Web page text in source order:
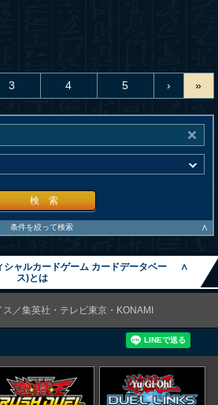
3 4 5 › »
検 索
条件を絞って検索 ∧
ャルカードゲーム カードデータベー
ス)とは
∧
／集英社・テレビ東京・KONAMI